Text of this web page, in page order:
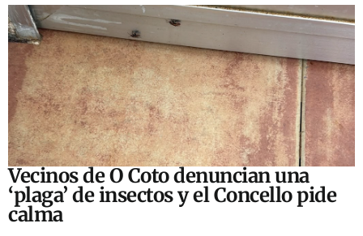
Vecinos de O Coto denuncian una
‘plaga’ de insectos y el Concello pide
calma